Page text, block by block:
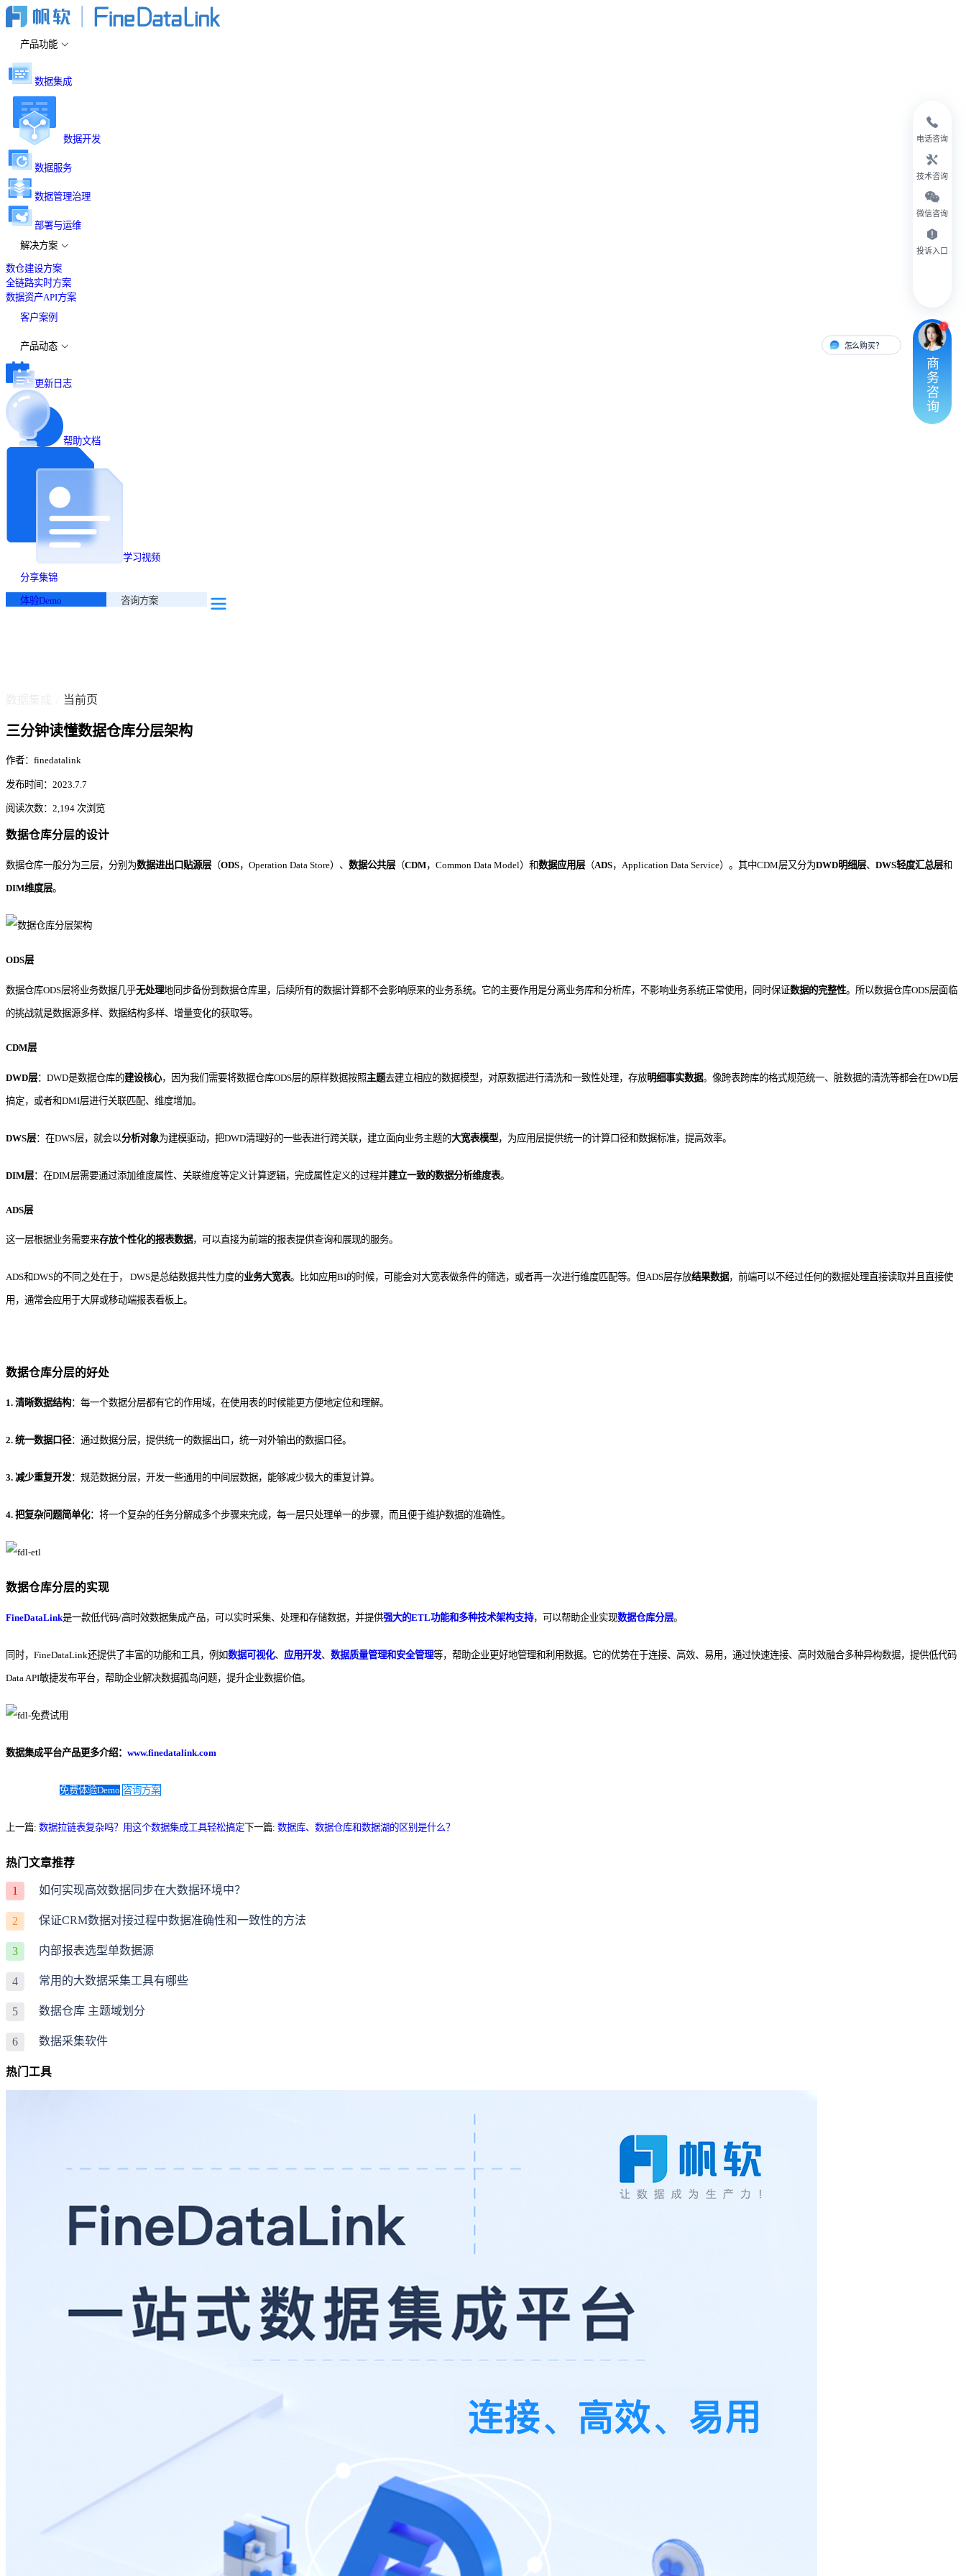
产品功能
数据集成
数据开发
数据服务
数据管理治理
部署与运维
解决方案
数仓建设方案
全链路实时方案
数据资产API方案
客户案例
产品动态
更新日志
帮助文档
学习视频
分享集锦
体验Demo 咨询方案
当前页
三分钟读懂数据仓库分层架构
作者：finedatalink
发布时间：2023.7.7
阅读次数：2,194 次浏览
数据仓库分层的设计
数据仓库一般分为三层，分别为数据进出口贴源层（ODS，Operation Data Store）、 数据公共层（CDM，Common Data Model）和数据应用层（ADS，Application Data Service）。其中CDM层又分为DWD明细层、 DWS轻度汇总层和
DIM维度层。
ODS层
数据仓库ODS层将业务数据几乎无处理地同步备份到数据仓库里，后续所有的数据计算都不会影响原来的业务系统。它的主要作用是分离业务库和分析库，不影响业务系统正常使用，同时保证数据的完整性。所以数据仓库ODS层面临
的挑战就是数据源多样、数据结构多样、增量变化的获取等。
CDM层
DWD层： DWD是数据仓库的建设核心，因为我们需要将数据仓库ODS层的原样数据按照主题去建立相应的数据模型，对原数据进行清洗和一致性处理，存放明细事实数据。 像跨表跨库的格式规范统一、脏数据的清洗等都会在DWD层
搞定，或者和DMI层进行关联匹配、维度增加。
DWS层： 在DWS层，就会以分析对象为建模驱动，把DWD清理好的一些表进行跨关联，建立面向业务主题的大宽表模型，为应用层提供统一的计算口径和数据标准，提高效率。
DIM层：在DIM层需要通过添加维度属性、关联维度等定义计算逻辑，完成属性定义的过程并建立一致的数据分析维度表。
ADS层
这一层根据业务需要来存放个性化的报表数据，可以直接为前端的报表提供查询和展现的服务。
ADS和DWS的不同之处在于， DWS是总结数据共性力度的业务大宽表。比如应用BI的时候，可能会对大宽表做条件的筛选，或者再一次进行维度匹配等。但ADS层存放结果数据，前端可以不经过任何的数据处理直接读取并且直接使
用，通常会应用于大屏或移动端报表看板上。
数据仓库分层的好处
1. 清晰数据结构：每一个数据分层都有它的作用域，在使用表的时候能更方便地定位和理解。
2. 统一数据口径：通过数据分层，提供统一的数据出口，统一对外输出的数据口径。
3. 减少重复开发：规范数据分层，开发一些通用的中间层数据，能够减少极大的重复计算。
4. 把复杂问题简单化：将一个复杂的任务分解成多个步骤来完成，每一层只处理单一的步骤，而且便于维护数据的准确性。
数据仓库分层的实现
FineDataLink是一款低代码/高时效数据集成产品，可以实时采集、处理和存储数据，并提供强大的ETL功能和多种技术架构支持，可以帮助企业实现数据仓库分层。
同时，FineDataLink还提供了丰富的功能和工具，例如数据可视化、 应用开发、 数据质量管理和安全管理等，帮助企业更好地管理和利用数据。它的优势在于连接、高效、易用，通过快速连接、高时效融合多种异构数据，提供低代码
Data API敏捷发布平台，帮助企业解决数据孤岛问题，提升企业数据价值。
数据集成平台产品更多介绍： www.finedatalink.com
免费体验Demo 咨询方案
上一篇: 数据拉链表复杂吗？用这个数据集成工具轻松搞定 下一篇: 数据库、数据仓库和数据湖的区别是什么？
热门文章推荐
1 如何实现高效数据同步在大数据环境中？
2 保证CRM数据对接过程中数据准确性和一致性的方法
3 内部报表选型单数据源
4 常用的大数据采集工具有哪些
5 数据仓库 主题域划分
6 数据采集软件
热门工具
电话咨询
技术咨询
微信咨询
投诉入口
怎么购买？ 有人对接
商
务
咨
询